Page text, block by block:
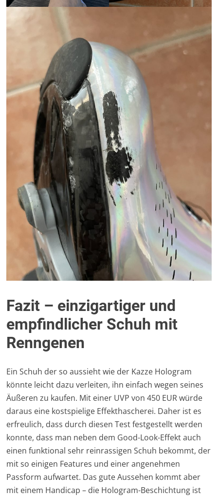
Fazit – einzigartiger und
empfindlicher Schuh mit
Renngenen
Ein Schuh der so aussieht wie der Kazze Hologram
könnte leicht dazu verleiten, ihn einfach wegen seines
Äußeren zu kaufen. Mit einer UVP von 450 EUR würde
daraus eine kostspielige Effekthascherei. Daher ist es
erfreulich, dass durch diesen Test festgestellt werden
konnte, dass man neben dem Good-Look-Effekt auch
einen funktional sehr reinrassigen Schuh bekommt, der
mit so einigen Features und einer angenehmen
Passform aufwartet. Das gute Aussehen kommt aber
mit einem Handicap – die Hologram-Beschichtung ist